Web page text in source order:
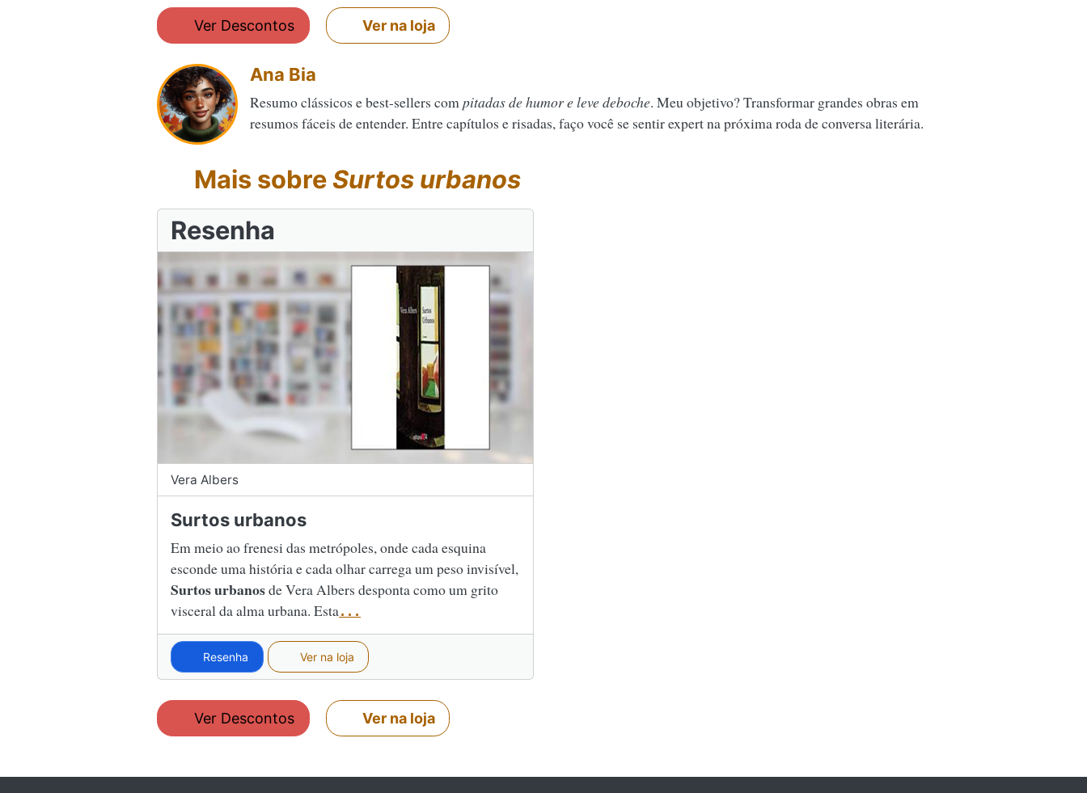
Ver Descontos Ver na loja
Ana Bia
Resumo clássicos e best-sellers compitadas de humor e leve deboche. Meu objetivo? Transformar grandes obras em
resumos fáceis de entender. Entre capítulos e risadas, faço você se sentir expert na próxima roda de conversa literária.
Mais sobre Surtos urbanos
Resenha
Vera Albers
Surtos urbanos
Em meio ao frenesi das metrópoles, onde cada esquina
esconde uma história e cada olhar carrega um peso invisível,
Surtos urbanosde Vera Albers desponta como um grito
visceral da alma urbana. Esta...
Resenha Ver na loja
Ver Descontos Ver na loja